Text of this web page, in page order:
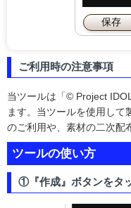
保存
ご利用時の注意事項
当ツールは「© Project
ます。当ツールを使用し
のご利用や、素材の二次配
ツールの使い方
①『作成』ボタンをタ